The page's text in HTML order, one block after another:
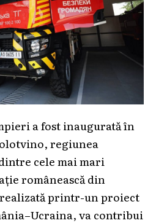
a fost inaugurată în
regiunea
cele mai mari
românească din
printr-un proiect
va contribui